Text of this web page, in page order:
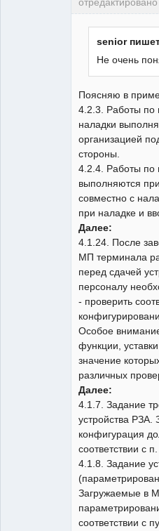
senior
Не очень
Поясняю в
4.2.3. Работы по
наладки
организацией
стороны.
4.2.4. Работы по
выполняются
совместно с
при наладке и
Далее:
4.1.24. После
МП терминала
перед сдачей
персоналу
- проверить
Особое
функции,
значение
различных
Далее:
4.1.7. Задание
устройства
конфигурация
соответствии с
4.1.8. Задание
Загружаемые в
соответствии с